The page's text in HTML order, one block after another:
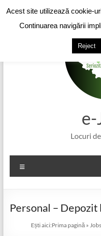
to
content
Locuri
Personal –
Ești aici:Prima pagină »Jobs
Acest site utilizează cookie-
Continuarea navigării
Reject